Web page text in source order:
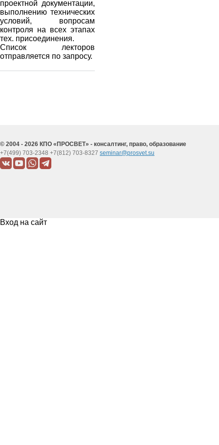
проектной документации,
выполнению технических
условий, вопросам
контроля на всех этапах
тех. присоединения.
Список лекторов
отправляется по запросу.
© 2004 - 2026 КПО «ПРОСВЕТ» - консалтинг, право, образование
+7(499) 703-2348 +7(812) 703-8327 seminar@prosvet.su
Вход на сайт